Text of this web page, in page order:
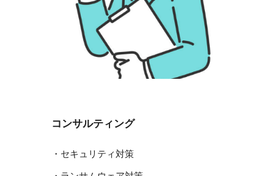
コンサルティング
・ セキュリティ対策